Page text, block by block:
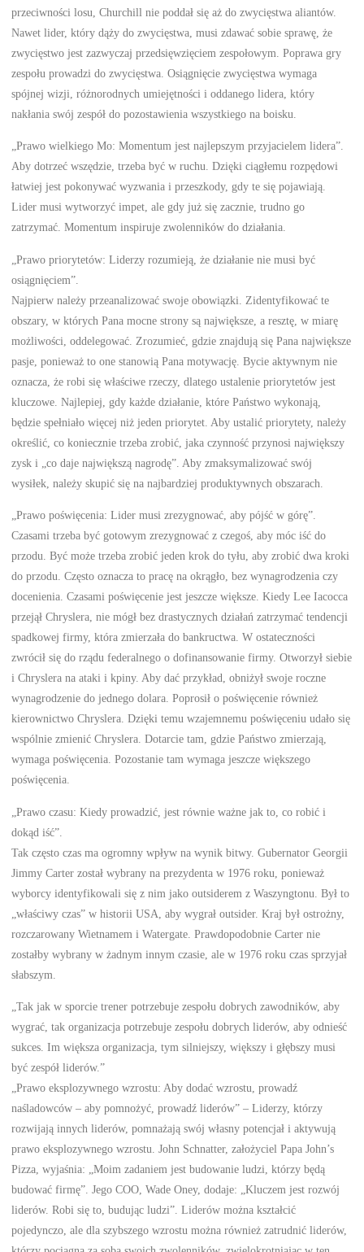
przeciwności losu, Churchill nie poddał się aż do zwycięstwa aliantów.
Nawet lider, który dąży do zwycięstwa, musi zdawać sobie sprawę, że
zwycięstwo jest zazwyczaj przedsięwzięciem zespołowym. Poprawa gry
zespołu prowadzi do zwycięstwa. Osiągnięcie zwycięstwa wymaga
spójnej wizji, różnorodnych umiejętności i oddanego lidera, który
nakłania swój zespół do pozostawienia wszystkiego na boisku.
„Prawo wielkiego Mo: Momentum jest najlepszym przyjacielem lidera”.
Aby dotrzeć wszędzie, trzeba być w ruchu. Dzięki ciągłemu rozpędowi
łatwiej jest pokonywać wyzwania i przeszkody, gdy te się pojawiają.
Lider musi wytworzyć impet, ale gdy już się zacznie, trudno go
zatrzymać. Momentum inspiruje zwolenników do działania.
„Prawo priorytetów: Liderzy rozumieją, że działanie nie musi być
osiągnięciem”.
Najpierw należy przeanalizować swoje obowiązki. Zidentyfikować te
obszary, w których Pana mocne strony są największe, a resztę, w miarę
możliwości, oddelegować. Zrozumieć, gdzie znajdują się Pana największe
pasje, ponieważ to one stanowią Pana motywację. Bycie aktywnym nie
oznacza, że robi się właściwe rzeczy, dlatego ustalenie priorytetów jest
kluczowe. Najlepiej, gdy każde działanie, które Państwo wykonają,
będzie spełniało więcej niż jeden priorytet. Aby ustalić priorytety, należy
określić, co koniecznie trzeba zrobić, jaka czynność przynosi największy
zysk i „co daje największą nagrodę”. Aby zmaksymalizować swój
wysiłek, należy skupić się na najbardziej produktywnych obszarach.
„Prawo poświęcenia: Lider musi zrezygnować, aby pójść w górę”.
Czasami trzeba być gotowym zrezygnować z czegoś, aby móc iść do
przodu. Być może trzeba zrobić jeden krok do tyłu, aby zrobić dwa kroki
do przodu. Często oznacza to pracę na okrągło, bez wynagrodzenia czy
docenienia. Czasami poświęcenie jest jeszcze większe. Kiedy Lee Iacocca
przejął Chryslera, nie mógł bez drastycznych działań zatrzymać tendencji
spadkowej firmy, która zmierzała do bankructwa. W ostateczności
zwrócił się do rządu federalnego o dofinansowanie firmy. Otworzył siebie
i Chryslera na ataki i kpiny. Aby dać przykład, obniżył swoje roczne
wynagrodzenie do jednego dolara. Poprosił o poświęcenie również
kierownictwo Chryslera. Dzięki temu wzajemnemu poświęceniu udało się
wspólnie zmienić Chryslera. Dotarcie tam, gdzie Państwo zmierzają,
wymaga poświęcenia. Pozostanie tam wymaga jeszcze większego
poświęcenia.
„Prawo czasu: Kiedy prowadzić, jest równie ważne jak to, co robić i
dokąd iść”.
Tak często czas ma ogromny wpływ na wynik bitwy. Gubernator Georgii
Jimmy Carter został wybrany na prezydenta w 1976 roku, ponieważ
wyborcy identyfikowali się z nim jako outsiderem z Waszyngtonu. Był to
„właściwy czas” w historii USA, aby wygrał outsider. Kraj był ostrożny,
rozczarowany Wietnamem i Watergate. Prawdopodobnie Carter nie
zostałby wybrany w żadnym innym czasie, ale w 1976 roku czas sprzyjał
słabszym.
„Tak jak w sporcie trener potrzebuje zespołu dobrych zawodników, aby
wygrać, tak organizacja potrzebuje zespołu dobrych liderów, aby odnieść
sukces. Im większa organizacja, tym silniejszy, większy i głębszy musi
być zespół liderów.”
„Prawo eksplozywnego wzrostu: Aby dodać wzrostu, prowadź
naśladowców – aby pomnożyć, prowadź liderów” – Liderzy, którzy
rozwijają innych liderów, pomnażają swój własny potencjał i aktywują
prawo eksplozywnego wzrostu. John Schnatter, założyciel Papa John’s
Pizza, wyjaśnia: „Moim zadaniem jest budowanie ludzi, którzy będą
budować firmę”. Jego COO, Wade Oney, dodaje: „Kluczem jest rozwój
liderów. Robi się to, budując ludzi”. Liderów można kształcić
pojedynczo, ale dla szybszego wzrostu można również zatrudnić liderów,